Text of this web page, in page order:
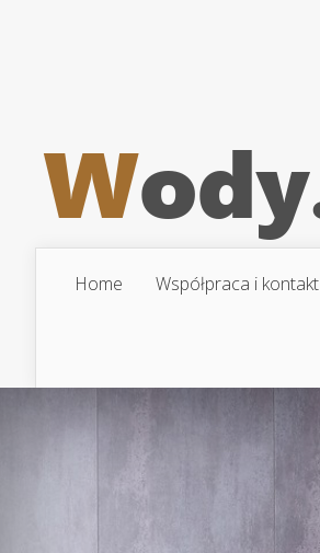
Home Współpraca i kontakt